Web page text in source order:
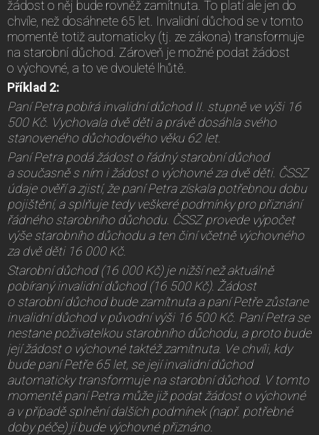
žádost o něj bude rovněž zamítnuta. To platí ale jen do
chvíle, než dosáhnete 65 let. Invalidní důchod se v tomto
momentě totiž automaticky (tj. ze zákona) transformuje
na starobní důchod. Zároveň je možné podat žádost
o výchovné, a to ve dvouleté lhůtě.
Příklad 2:
Paní Petra pobírá invalidní důchod II. stupně ve výši 16
500 Kč. Vychovala dvě děti a právě dosáhla svého
stanoveného důchodového věku 62 let.
Paní Petra podá žádost o řádný starobní důchod
a současně s ním i žádost o výchovné za dvě děti. ČSSZ
údaje ověří a zjistí, že paní Petra získala potřebnou dobu
pojištění, a splňuje tedy veškeré podmínky pro přiznání
řádného starobního důchodu. ČSSZ provede výpočet
výše starobního důchodu a ten činí včetně výchovného
za dvě děti 16 000 Kč.
Starobní důchod (16 000 Kč) je nižší než aktuálně
pobíraný invalidní důchod (16 500 Kč). Žádost
o starobní důchod bude zamítnuta a paní Petře zůstane
invalidní důchod v původní výši 16 500 Kč. Paní Petra se
nestane poživatelkou starobního důchodu, a proto bude
její žádost o výchovné taktéž zamítnuta. Ve chvíli, kdy
bude paní Petře 65 let, se její invalidní důchod
automaticky transformuje na starobní důchod. V tomto
momentě paní Petra může již podat žádost o výchovné
a v případě splnění dalších podmínek (např. potřebné
doby péče) jí bude výchovné přiznáno.